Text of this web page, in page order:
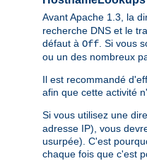
Avant Apache 1.3, la
recherche DNS et le
défaut à Off. Si vous
ou un des nombreux
Il est recommandé
afin que cette activité
Si vous utilisez une
adresse IP), vous
usurpée). C'est
chaque fois que c'est